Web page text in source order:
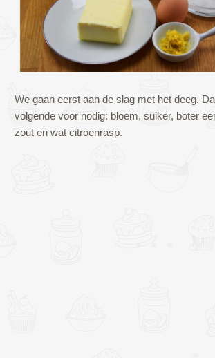
We gaan eerst aan de slag met het deeg.
volgende voor nodig: bloem, suiker, boter
zout en wat citroenrasp.